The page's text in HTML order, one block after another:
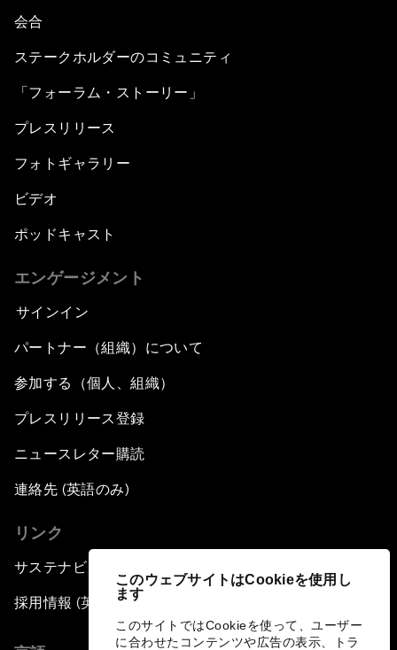
このウェブサイトはCookieを使用し
ます
このサイトではCookieを使って、ユーザー
に合わせたコンテンツや広告の表示、トラ
会合
ステークホルダーのコミュニティ
「フォーラム・ストーリー」
プレスリリース
フォトギャラリー
ビデオ
ポッドキャスト
エンゲージメント
サインイン
パートナー（組織）について
参加する（個人、組織）
プレスリリース登録
ニュースレター購読
連絡先 (英語のみ)
リンク
サステナビリティへの取り組み
採用情報 (英語のみ)